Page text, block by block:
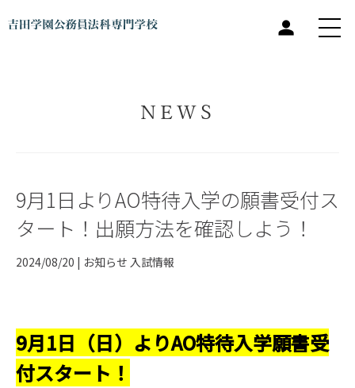
NEWS
9月1日よりAO特待入学の願書受付ス
タート！出願方法を確認しよう！
2024/08/20 | お知らせ 入試情報
9月1日（日）よりAO特待入学願書受
付スタート！